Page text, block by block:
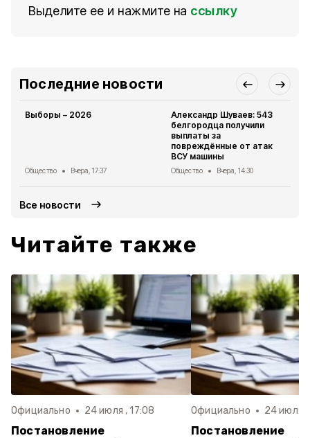
Выделите ее и нажмите на ссылку
Последние новости
Выборы – 2026
Общество Вчера, 17:37
Александр Шуваев: 543
белгородца получили
выплаты за
повреждённые от атак
ВСУ машины
Общество Вчера, 14:30
Все новости
Читайте также
Официально 24 июля , 17:08
Постановление
Официально 24 июля ,
Постановление